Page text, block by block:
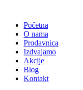
sadržajPočetna
O nama
Prodavnica
Izdvajamo
Akcije
Blog
Kontakt